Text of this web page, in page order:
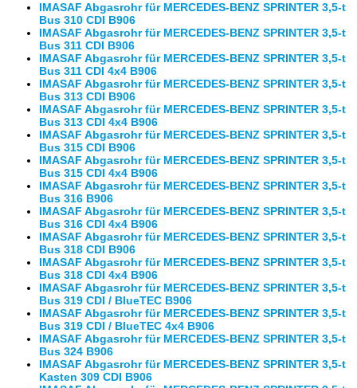
IMASAF Abgasrohr für MERCEDES-BENZ SPRINTER 3,5-t
Bus 310 CDI B906
IMASAF Abgasrohr für MERCEDES-BENZ SPRINTER 3,5-t
Bus 311 CDI B906
IMASAF Abgasrohr für MERCEDES-BENZ SPRINTER 3,5-t
Bus 311 CDI 4x4 B906
IMASAF Abgasrohr für MERCEDES-BENZ SPRINTER 3,5-t
Bus 313 CDI B906
IMASAF Abgasrohr für MERCEDES-BENZ SPRINTER 3,5-t
Bus 313 CDI 4x4 B906
IMASAF Abgasrohr für MERCEDES-BENZ SPRINTER 3,5-t
Bus 315 CDI B906
IMASAF Abgasrohr für MERCEDES-BENZ SPRINTER 3,5-t
Bus 315 CDI 4x4 B906
IMASAF Abgasrohr für MERCEDES-BENZ SPRINTER 3,5-t
Bus 316 B906
IMASAF Abgasrohr für MERCEDES-BENZ SPRINTER 3,5-t
Bus 316 CDI 4x4 B906
IMASAF Abgasrohr für MERCEDES-BENZ SPRINTER 3,5-t
Bus 318 CDI B906
IMASAF Abgasrohr für MERCEDES-BENZ SPRINTER 3,5-t
Bus 318 CDI 4x4 B906
IMASAF Abgasrohr für MERCEDES-BENZ SPRINTER 3,5-t
Bus 319 CDI / BlueTEC B906
IMASAF Abgasrohr für MERCEDES-BENZ SPRINTER 3,5-t
Bus 319 CDI / BlueTEC 4x4 B906
IMASAF Abgasrohr für MERCEDES-BENZ SPRINTER 3,5-t
Bus 324 B906
IMASAF Abgasrohr für MERCEDES-BENZ SPRINTER 3,5-t
Kasten 309 CDI B906